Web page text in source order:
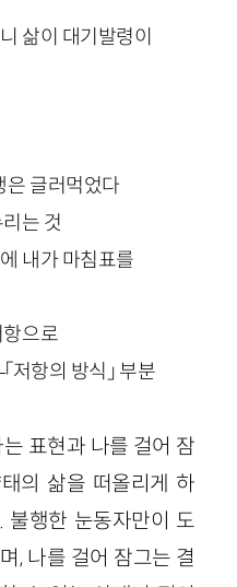
삶이 대기발령이
은 글러먹었다
는 것
내가 마침표를
으로
저항의 방식」 부분
표현과 나를 걸어 잠
의 삶을 떠올리게 하
불행한 눈동자만이 도
, 나를 걸어 잠그는 결